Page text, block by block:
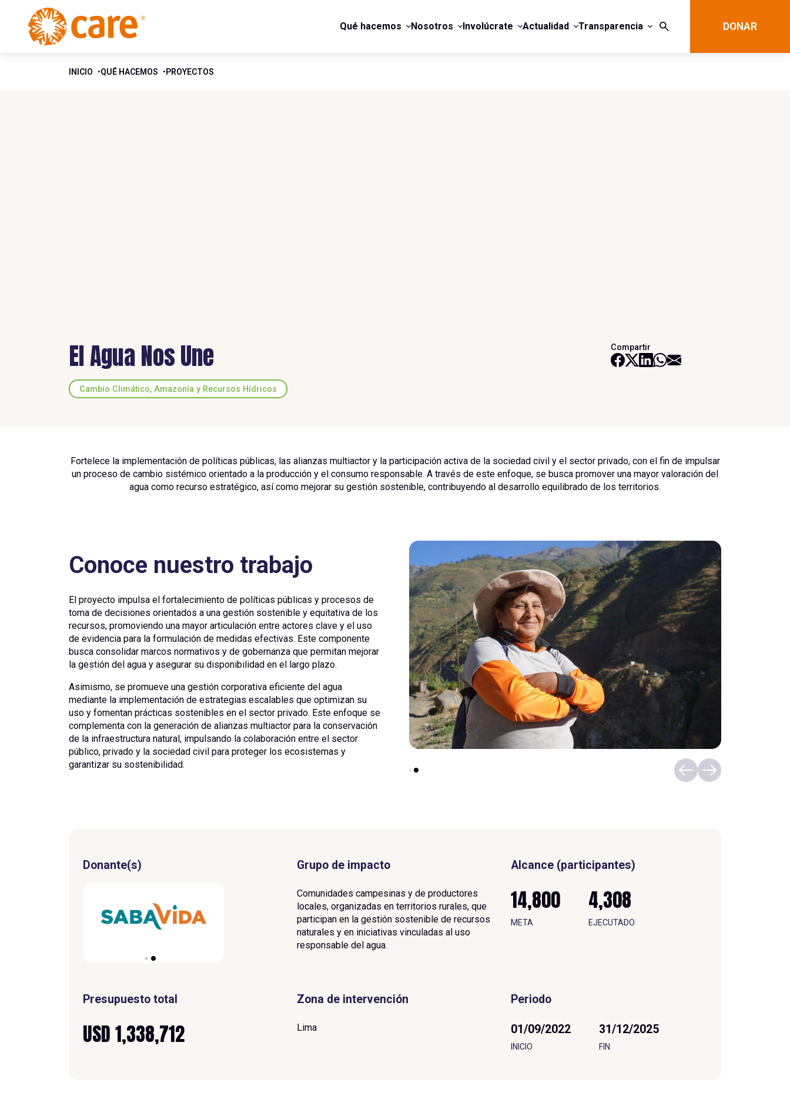
Qué hacemos Nosotros Involúcrate Actualidad Transparencia DONAR
INICIO QUÉ HACEMOS PROYECTOS
El Agua Nos Une
Cambio Climático, Amazonía y Recursos Hídricos
Compartir
Fortelece la implementación de políticas públicas, las alianzas multiactor y la participación activa de la sociedad civil y el sector privado, con el fin de impulsar
un proceso de cambio sistémico orientado a la producción y el consumo responsable. A través de este enfoque, se busca promover una mayor valoración del
agua como recurso estratégico, así como mejorar su gestión sostenible, contribuyendo al desarrollo equilibrado de los territorios.
Conoce nuestro trabajo
El proyecto impulsa el fortalecimiento de políticas públicas y procesos de
toma de decisiones orientados a una gestión sostenible y equitativa de los
recursos, promoviendo una mayor articulación entre actores clave y el uso
de evidencia para la formulación de medidas efectivas. Este componente
busca consolidar marcos normativos y de gobernanza que permitan mejorar
la gestión del agua y asegurar su disponibilidad en el largo plazo.
Asimismo, se promueve una gestión corporativa eficiente del agua
mediante la implementación de estrategias escalables que optimizan su
uso y fomentan prácticas sostenibles en el sector privado. Este enfoque se
complementa con la generación de alianzas multiactor para la conservación
de la infraestructura natural, impulsando la colaboración entre el sector
público, privado y la sociedad civil para proteger los ecosistemas y
garantizar su sostenibilidad.
Donante(s) Grupo de impacto
Comunidades campesinas y de productores
locales, organizadas en territorios rurales, que
participan en la gestión sostenible de recursos
naturales y en iniciativas vinculadas al uso
responsable del agua.
Alcance (participantes)
14,800
META
4,308
EJECUTADO
Presupuesto total
USD 1,338,712
Zona de intervención
Lima
Periodo
01/09/2022
N CO
31/12/2025
FIN